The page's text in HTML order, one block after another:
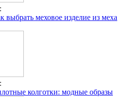
выбрать меховое изделие из меха
колготки: модные образы